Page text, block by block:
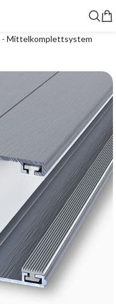
- Mittelkomplettsystem